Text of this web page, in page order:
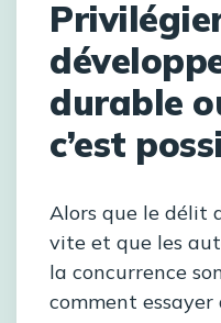
durable
c’est
Alors que le délit
vite et que les
la concurrence
comment